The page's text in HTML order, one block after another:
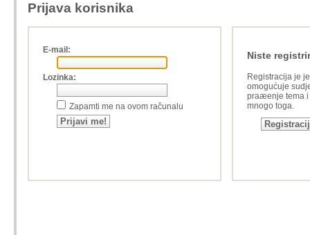
Prijava korisnika
E-mail:
Lozinka:
Zapamti me na ovom računalu
Niste
Registracija je
omogućuje
praæenje tema i
mnogo toga.